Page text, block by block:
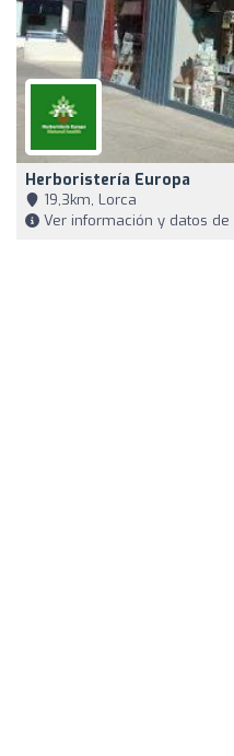
Herboristería Europa
19,3km, Lorca
Ver información y datos de